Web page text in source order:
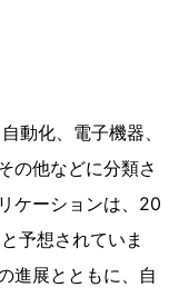
動化、電子機器、
の他などに分類さ
ケーションは、20
予想されていま
進展とともに、自